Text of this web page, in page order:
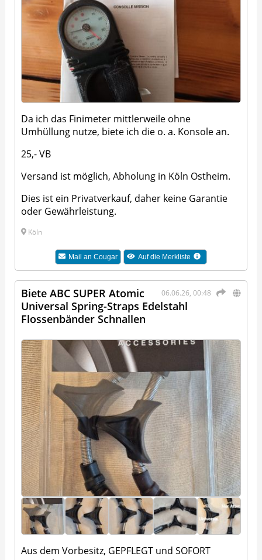
Da ich das Finimeter mittlerweile ohne
Umhüllung nutze, biete ich die o. a. Konsole an.
25,- VB
Versand ist möglich, Abholung in Köln Ostheim.
Dies ist ein Privatverkauf, daher keine Garantie
oder Gewährleistung.
Köln
Mail an Cougar Auf die Merkliste
06.06.26, 00:48
Biete ABC SUPER Atomic
Universal Spring-Straps Edelstahl
Flossenbänder Schnallen
Aus dem Vorbesitz, GEPFLEGT und SOFORT